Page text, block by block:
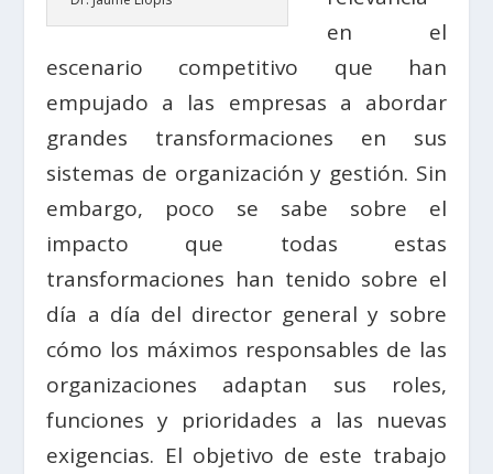
en el
escenario competitivo que han
empujado a las empresas a abordar
grandes transformaciones en sus
sistemas de organización y gestión. Sin
embargo, poco se sabe sobre el
impacto que todas estas
transformaciones han tenido sobre el
día a día del director general y sobre
cómo los máximos responsables de las
organizaciones adaptan sus roles,
funciones y prioridades a las nuevas
exigencias. El objetivo de este trabajo